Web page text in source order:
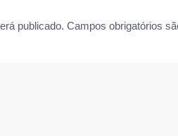
publicado. Campos obrigatórios